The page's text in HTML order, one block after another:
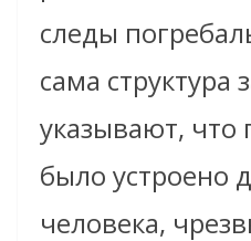
следы
сама структура
указывают, что
было устроено
человека,